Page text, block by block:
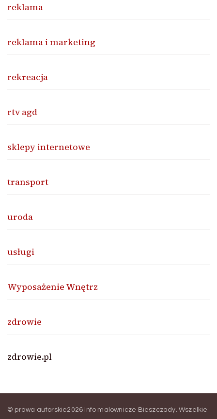
reklama
reklama i marketing
rekreacja
rtv agd
sklepy internetowe
transport
uroda
usługi
Wyposażenie Wnętrz
zdrowie
zdrowie.pl
© prawa autorskie2026 Info malownicze Bieszczady . Wszelkie